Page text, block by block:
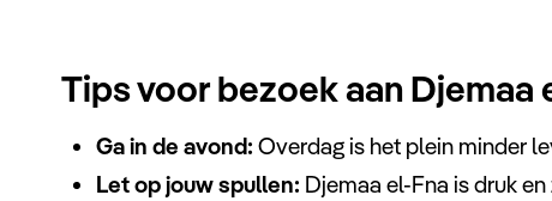
Tips voor bezoek aan Djemaa
Ga in de avond: Overdag is het plein minder
Let op jouw spullen: Djemaa el-Fna is druk